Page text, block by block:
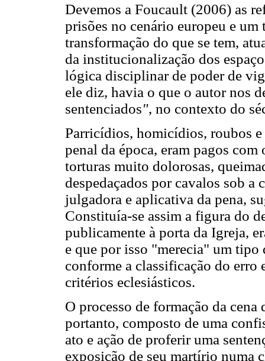
Devemos a Foucault (2006) as
prisões no cenário europeu e
transformação do que se tem,
da institucionalização dos
lógica disciplinar de poder de
ele diz, havia o que o autor nos
sentenciados", no contexto do
Parricídios, homicídios, roubos
penal da época, eram pagos
torturas muito dolorosas,
despedaçados por cavalos sob
julgadora e aplicativa da pena,
Constituía-se assim a figura do
publicamente à porta da Igreja,
e que por isso "merecia" um tipo
conforme a classificação do erro
critérios eclesiásticos.
O processo de formação da
portanto, composto de uma
ato e ação de proferir uma
exposição de seu martírio numa